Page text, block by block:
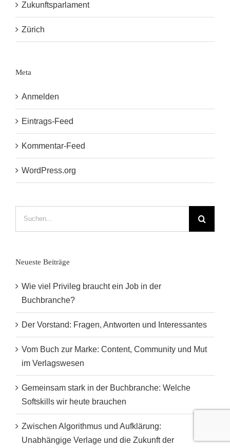
Zukunftsparlament
Zürich
Meta
Anmelden
Eintrags-Feed
Kommentar-Feed
WordPress.org
Neueste Beiträge
Wie viel Privileg braucht ein Job in der
Buchbranche?
Der Vorstand: Fragen, Antworten und Interessantes
Vom Buch zur Marke: Content, Community und Mut
im Verlagswesen
Gemeinsam stark in der Buchbranche: Welche
Softskills wir heute brauchen
Zwischen Algorithmus und Aufklärung:
Unabhängige Verlage und die Zukunft der